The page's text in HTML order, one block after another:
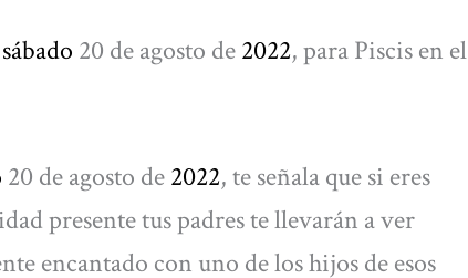
20 de agosto de2022, para Piscis en el
20 de agosto de2022, te señala que si eres
presente tus padres te llevarán a ver
encantado con uno de los hijos de esos